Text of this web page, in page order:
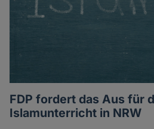
FDP fordert das Aus für
Islamunterricht in NRW